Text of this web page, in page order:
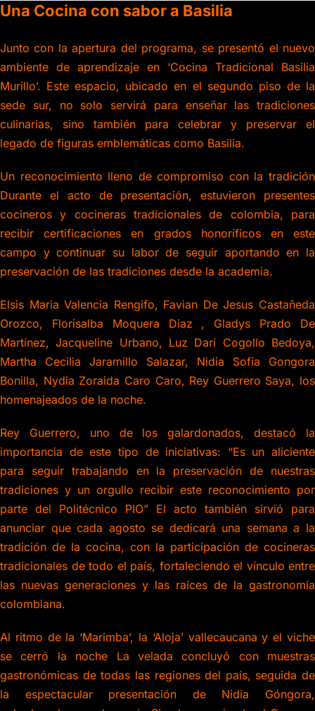
Una Cocina con sabor a Basilia
Junto con la apertura del programa, se presentó el nuevo
ambiente de aprendizaje en ‘Cocina Tradicional Basilia
Murillo’. Este espacio, ubicado en el segundo piso de la
sede sur, no solo servirá para enseñar las tradiciones
culinarias, sino también para celebrar y preservar el
legado de figuras emblemáticas como Basilia.
Un reconocimiento lleno de compromiso con la tradición
Durante el acto de presentación, estuvieron presentes
cocineros y cocineras tradicionales de colombia, para
recibir certificaciones en grados honoríficos en este
campo y continuar su labor de seguir aportando en la
preservación de las tradiciones desde la academia.
Elsis Maria Valencia Rengifo, Favian De Jesus Castañeda
Orozco, Florisalba Moquera Diaz , Gladys Prado De
Martínez, Jacqueline Urbano, Luz Dari Cogollo Bedoya,
Martha Cecilia Jaramillo Salazar, Nidia Sofia Gongora
Bonilla, Nydia Zoraida Caro Caro, Rey Guerrero Saya, los
homenajeados de la noche.
Rey Guerrero, uno de los galardonados, destacó la
importancia de este tipo de iniciativas: “Es un aliciente
para seguir trabajando en la preservación de nuestras
tradiciones y un orgullo recibir este reconocimiento por
parte del Politécnico PIO” El acto también sirvió para
anunciar que cada agosto se dedicará una semana a la
tradición de la cocina, con la participación de cocineras
tradicionales de todo el país, fortaleciendo el vínculo entre
las nuevas generaciones y las raíces de la gastronomía
colombiana.
Al ritmo de la ‘Marimba’, la ‘Aloja’ vallecaucana y el viche
se cerró la noche La velada concluyó con muestras
gastronómicas de todas las regiones del país, seguida de
la espectacular presentación de Nidia Góngora,